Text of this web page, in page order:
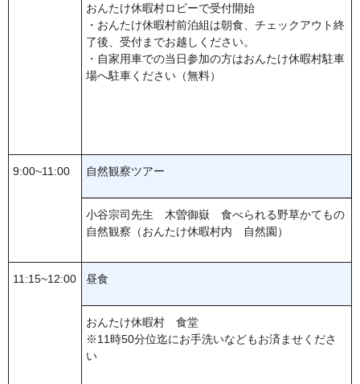
おんたけ休暇村ロビーで受付開始
・おんたけ休暇村前泊組は朝食、チェックアウト終
了後、受付までお越しください。
・自家用車での当日参加の方はおんたけ休暇村駐車
場へ駐車ください（無料）
9:00~11:00 自然観察ツアー
小谷宗司先生 木曽御嶽 食べられる野草かてもの
自然観察（おんたけ休暇村内 自然園）
11:15~12:00 昼食
おんたけ休暇村 食堂
※11時50分位迄にお手洗いなどもお済ませくださ
い